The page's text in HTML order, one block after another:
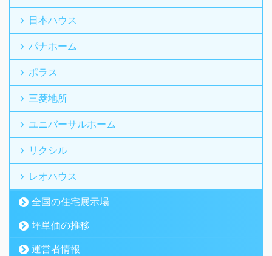
日本ハウス
パナホーム
ポラス
三菱地所
ユニバーサルホーム
リクシル
レオハウス
全国の住宅展示場
坪単価の推移
運営者情報